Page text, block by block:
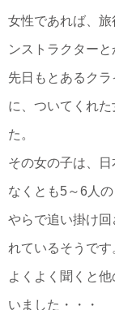
女性であれば、
ンストラクター
先日もとあるク
に、ついてくれ
た。
その女の子は、
なくとも5～6人
やらで追い掛け
れているそうです
よくよく聞くと
いました・・・